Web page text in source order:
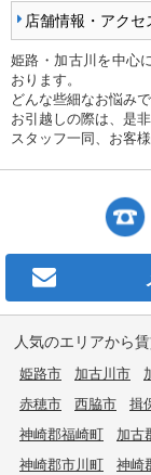
店舗情報・アクセ
姫路・加古川を中心
おります。
どんな些細なお悩み
お引越しの際は、是
スタッフ一同、お客
人気のエリアから
姫路市 加古川市
赤穂市
西脇市 揖
神崎郡福崎町
加古
神崎郡市川町
神崎